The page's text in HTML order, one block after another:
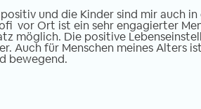
und die Kinder sind mir auch
vor Ort ist ein sehr engagierter
möglich. Die positive
Auch für Menschen meines Alters
bewegend.